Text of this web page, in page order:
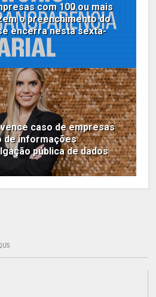
com 100 ou mais
o preenchimento do
encerra nesta sexta-
caso de empresas
de informações
pública de dados